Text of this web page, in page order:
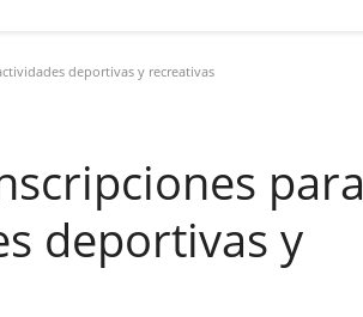
deportivas y recreativas
para
deportivas y